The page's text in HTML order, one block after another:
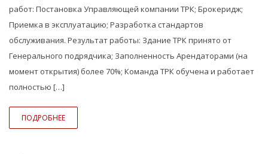
работ: Постановка Управляющей компании ТРК; Брокеридж;
Приемка в эксплуатацию; Разработка стандартов
обслуживания. Результат работы: Здание ТРК принято от
Генерального подрядчика; Заполненность Арендаторами (на
момент открытия) более 70%; Команда ТРК обучена и работает
полностью […]
ПОДРОБНЕЕ